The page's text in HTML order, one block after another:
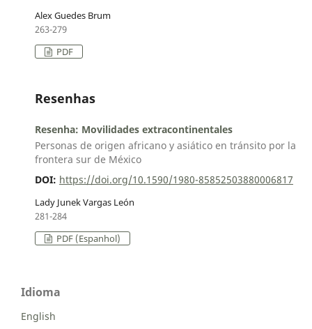
Alex Guedes Brum
263-279
PDF
Resenhas
Resenha: Movilidades extracontinentales
Personas de origen africano y asiático en tránsito por la
frontera sur de México
DOI: https://doi.org/10.1590/1980-85852503880006817
Lady Junek Vargas León
281-284
PDF (Espanhol)
Idioma
English